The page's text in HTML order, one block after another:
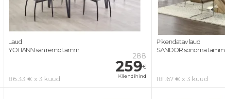
288
259€
Kliendihind
86.33 € x 3 kuud
Laud
YOHANN san remo tamm
181.67 € x 3 kuud
Pikendatav laud
SANDOR sonoma tamm